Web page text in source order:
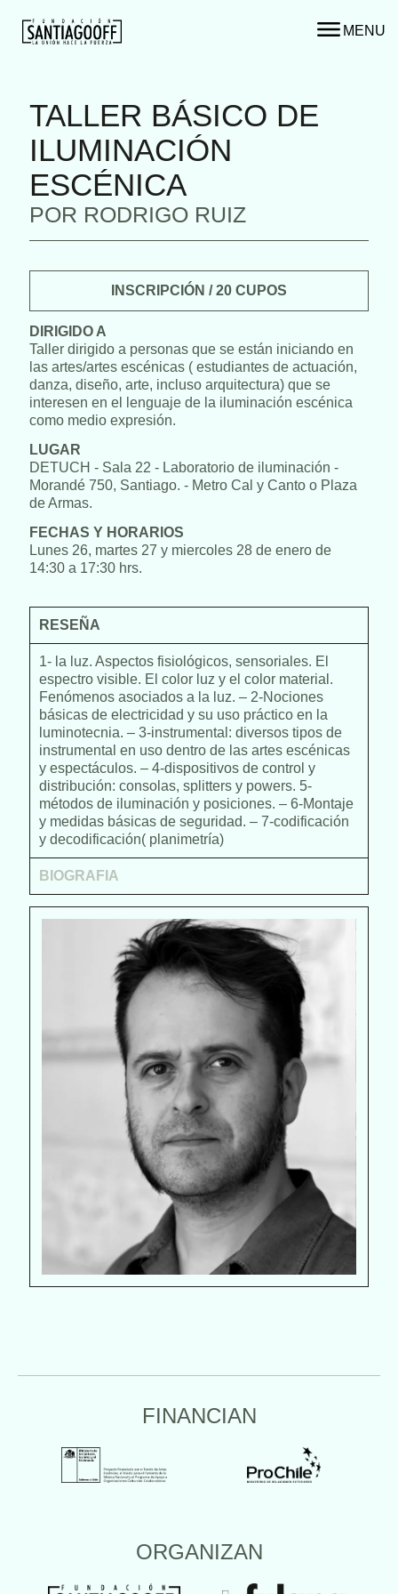
MENU
TALLER BÁSICO DE
ILUMINACIÓN
ESCÉNICA
POR RODRIGO RUIZ
FECHAS Y HORARIOS
Lunes 26, martes 27 y miercoles 28 de enero de
14:30 a 17:30 hrs.
LUGAR
DETUCH - Sala 22 - Laboratorio de iluminación -
Morandé 750, Santiago. - Metro Cal y Canto o Plaza
de Armas.
DIRIGIDO A
Taller dirigido a personas que se están iniciando en
las artes/artes escénicas ( estudiantes de actuación,
danza, diseño, arte, incluso arquitectura) que se
interesen en el lenguaje de la iluminación escénica
como medio expresión.
INSCRIPCIÓN / 20 CUPOS
RESEÑA
1- la luz. Aspectos fisiológicos, sensoriales. El
espectro visible. El color luz y el color material.
Fenómenos asociados a la luz. – 2-Nociones
básicas de electricidad y su uso práctico en la
luminotecnia. – 3-instrumental: diversos tipos de
instrumental en uso dentro de las artes escénicas
y espectáculos. – 4-dispositivos de control y
distribución: consolas, splitters y powers. 5-
métodos de iluminación y posiciones. – 6-Montaje
y medidas básicas de seguridad. – 7-codificación
y decodificación( planimetría)
BIOGRAFIA
FINANCIAN
ORGANIZAN